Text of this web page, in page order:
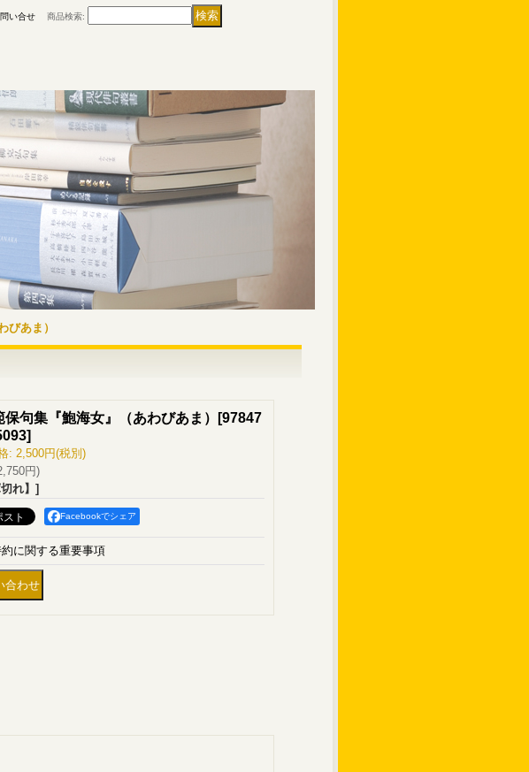
い合せ 商品検索:
びあま）
保句集『鮑海女』（あわびあま） [97847
]
: 2,500円(税別)
円)
れ】]
Facebookでシェア
に関する重要事項